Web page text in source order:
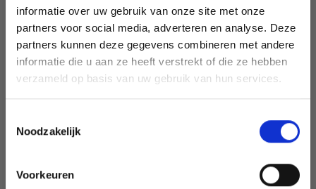
informatie over uw gebruik van onze site met onze
partners voor social media, adverteren en analyse. Deze
partners kunnen deze gegevens combineren met andere
informatie die u aan ze heeft verstrekt of die ze hebben
verzameld op basis van uw gebruik van hun services.
Noodzakelijk
Voorkeuren
DMC MOULINÉ SPÉCIAL 25 FIL À BRODER, COULEURS
EUR 1.50
EUR 1.85
Bekijk alle opties
Économisez jusqu'à 50 %
Soyez le premier à connaître nos soldes et